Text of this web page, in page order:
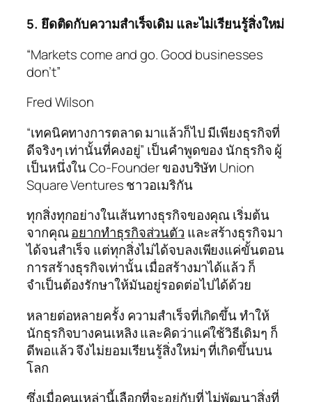
5. ยึดติดกับความสำเร็จเดิม และไม่เรียนรู้สิ่งใหม่
“Markets come and go. Good businesses
don’t”
Fred Wilson
“เทคนิคทางการตลาด มาแล้วก็ไป มีเพียงธุรกิจที่
ดีจริงๆ เท่านั้นที่คงอยู่” เป็นคำพูดของ นักธุรกิจ ผู้
เป็นหนึ่งใน Co-Founder ของบริษัท Union
Square Ventures ชาวอเมริกัน
ทุกสิ่งทุกอย่างในเส้นทางธุรกิจของคุณ เริ่มต้น
จากคุณอยากทำธุรกิจส่วนตัว และสร้างธุรกิจมา
ได้จนสำเร็จ แต่ทุกสิ่งไม่ได้จบลงเพียงแค่ขั้นตอน
การสร้างธุรกิจเท่านั้น เมื่อสร้างมาได้แล้ว ก็
จำเป็นต้องรักษาให้มันอยู่รอดต่อไปได้ด้วย
หลายต่อหลายครั้ง ความสำเร็จที่เกิดขึ้น ทำให้
นักธุรกิจบางคนเหลิง และคิดว่าแค่ใช้วิธีเดิมๆ ก็
ดีพอแล้ว จึงไม่ยอมเรียนรู้สิ่งใหม่ๆ ที่เกิดขึ้นบน
โลก
ซึ่งเมื่อคนเหล่านี้เลือกที่จะอยู่กับที่ ไม่พัฒนาสิ่งที่